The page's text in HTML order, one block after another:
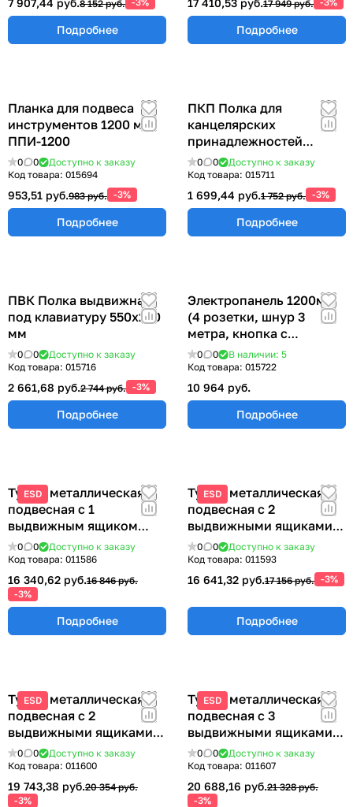
7 907,44 руб.8 152 руб.
Подробнее
17 410,53 руб.17 949 руб.
Подробнее
Планка для подвеса
инструментов 1200 мм
ППИ-1200
0 0
Доступно к заказу
Код товара: 015694
953,51 руб.983 руб. -3%
Подробнее
ПКП Полка для
канцелярских
принадлежностей
300х100 мм
0 0
Доступно к заказу
Код товара: 015711
1 699,44 руб.1 752 руб. -3%
Подробнее
ПВК Полка выдвижная
под клавиатуру 550х250
мм
0 0
Доступно к заказу
Код товара: 015716
2 661,68 руб.2 744 руб. -3%
Подробнее
Электропанель 1200мм
(4 розетки, шнур 3
метра, кнопка с
индикацией питания)
ЭПА-1200
0 0
В наличии: 5
Код товара: 015722
10 964 руб.
Подробнее
ESD
Тумба металлическая
подвесная с 1
выдвижным ящиком
ТПМ-1
0 0
Доступно к заказу
Код товара: 011586
16 340,62 руб.16 846 руб.
-3%
Подробнее
ESD
Тумба металлическая
подвесная с 2
выдвижными ящиками
233х580х490 мм ТПМ-2
0 0
Доступно к заказу
Код товара: 011593
16 641,32 руб.17 156 руб. -3%
Подробнее
ESD
Тумба металлическая
подвесная с 2
выдвижными ящиками
355х580х490 мм.
ТПМ-2Б
0 0
Доступно к заказу
Код товара: 011600
19 743,38 руб.20 354 руб.
-3%
ESD
Тумба металлическая
подвесная с 3
выдвижными ящиками
355х580х490 мм. ТПМ-3
0 0
Доступно к заказу
Код товара: 011607
20 688,16 руб.21 328 руб.
-3%